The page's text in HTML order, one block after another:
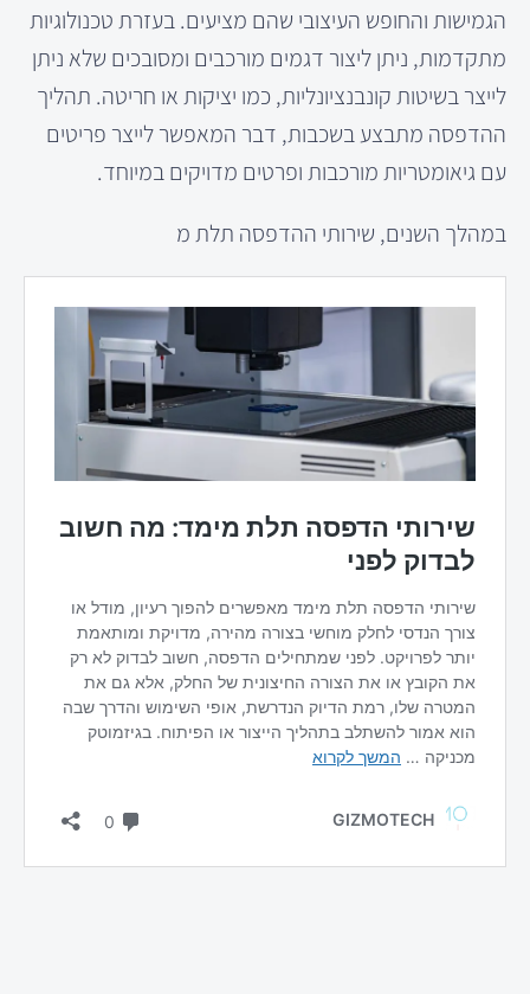
הגמישות והחופש העיצובי שהם מציעים. בעזרת טכנולוגיות
מתקדמות, ניתן ליצור דגמים מורכבים ומסובכים שלא ניתן
לייצר בשיטות קונבנציונליות, כמו יציקות או חריטה. תהליך
ההדפסה מתבצע בשכבות, דבר המאפשר לייצר פריטים
עם גיאומטריות מורכבות ופרטים מדויקים במיוחד.
במהלך השנים, שירותי ההדפסה תלת מ